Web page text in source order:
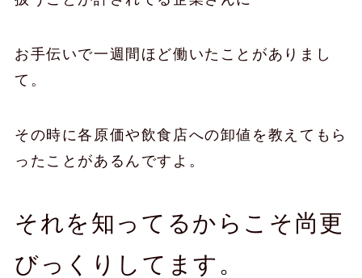
お手伝いで一週間ほど働いたことがありまし
て。
その時に各原価や飲食店への卸値を教えてもら
ったことがあるんですよ。
それを知ってるからこそ尚更
びっくりしてます。